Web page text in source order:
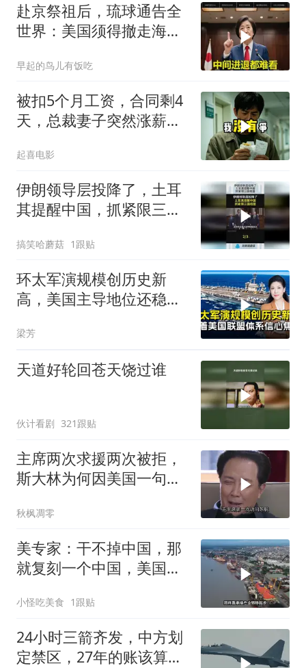
赴京祭祖后，琉球通告全
世界：美国须得撤走海马
早起的鸟儿有饭吃
被扣5个月工资，合同剩4
天，总裁妻子突然涨薪续
起喜电影
伊朗领导层投降了，土耳
其提醒中国，抓紧限三国
搞笑哈蘑菇 1跟贴
环太军演规模创历史新
高，美国主导地位还稳得
梁芳
天道好轮回苍天饶过谁
伙计看剧 321跟贴
主席两次求援两次被拒，
斯大林为何因美国一句话
秋枫凋零
美专家：干不掉中国，那
就复刻一个中国，美国看
小怪吃美食 1跟贴
24小时三箭齐发，中方划
定禁区，27年的账该算